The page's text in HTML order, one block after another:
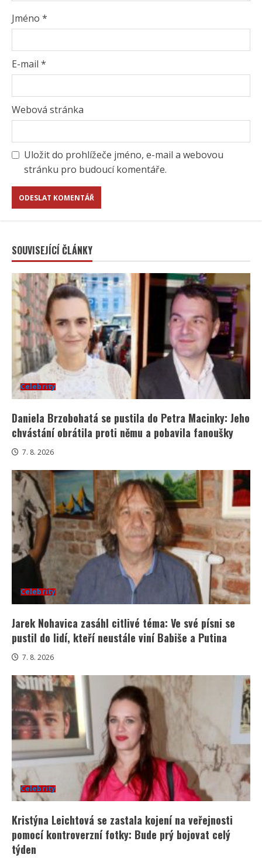
Jméno *
E-mail *
Webová stránka
Uložit do prohlížeče jméno, e-mail a webovou
stránku pro budoucí komentáře.
SOUVISEJÍCÍ ČLÁNKY
Celebrity
Daniela Brzobohatá se pustila do Petra Macinky: Jeho
chvástání obrátila proti němu a pobavila fanoušky
7. 8. 2026
Celebrity
Jarek Nohavica zasáhl citlivé téma: Ve své písni se
pustil do lidí, kteří neustále viní Babiše a Putina
7. 8. 2026
Celebrity
Kristýna Leichtová se zastala kojení na veřejnosti
pomocí kontroverzní fotky: Bude prý bojovat celý
týden